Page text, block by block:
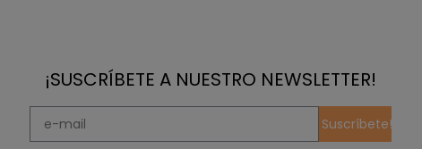
¡SUSCRÍBETE A NUESTRO NEWSLETTER!
Suscríbete!